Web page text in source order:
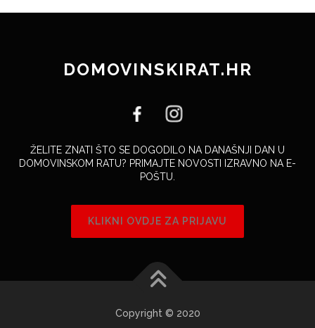
DOMOVINSKIRAT.HR
ŽELITE ZNATI ŠTO SE DOGODILO NA DANAŠNJI DAN U
DOMOVINSKOM RATU? PRIMAJTE NOVOSTI IZRAVNO NA E-
POŠTU.
KLIKNI OVDJE ZA PRIJAVU
Copyright © 2020